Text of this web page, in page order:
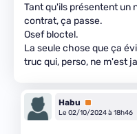
Tant qu'ils présentent un
contrat, ça passe.
Osef bloctel.
La seule chose que ça
truc qui, perso, ne m'est
Habu
Premium
Le 02/10/2024 à 18h46